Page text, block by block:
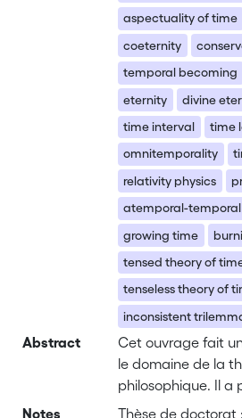
aspectuality of time
coeternity
temporal becoming
eternity
divine
time interval
time
omnitemporality
relativity physics
atemporal-
growing time
tensed theory of
tenseless theory of
inconsistent
Abstract
Cet ouvrage fait
le domaine de la
philosophique. Il a
de l’éternité de
Notes
Thèse de doctorat